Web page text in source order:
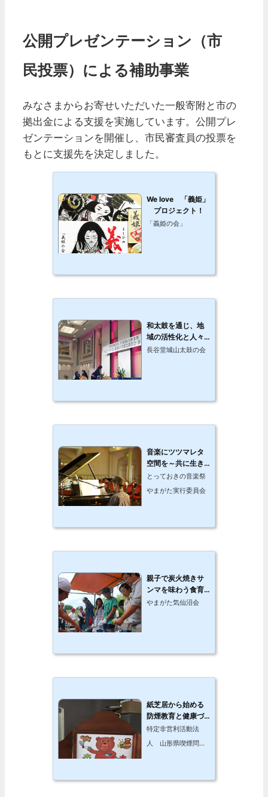
公開プレゼンテーション（市
民投票）による補助事業
みなさまからお寄せいただいた一般寄附と市の
拠出金による支援を実施しています。公開プレ
ゼンテーションを開催し、市民審査員の投票を
もとに支援先を決定しました。
We love 「義姫」
プロジェクト！
「義姫の会」
和太鼓を通じ、地
域の活性化と人々
に感動と元気を伝
長谷堂城山太鼓の会
音楽にツツマレタ
空間を～共に生き
るを考える～
とっておきの音楽祭
やまがた実行委員会
親子で炭火焼きサ
ンマを味わう食育
事業
やまがた気仙沼会
紙芝居から始める
防煙教育と健康づ
くり
特定非営利活動法
人 山形県喫煙問題